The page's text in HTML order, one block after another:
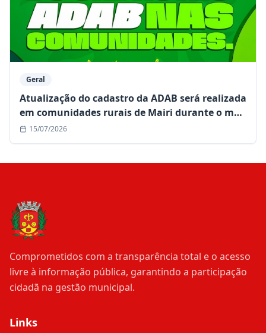
Geral
Atualização do cadastro da ADAB será realizada
em comunidades rurais de Mairi durante o mês
de julho
15/07/2026
Comprometidos com a transparência total e o acesso
livre à informação pública, garantindo a participação
cidadã na gestão municipal.
Links